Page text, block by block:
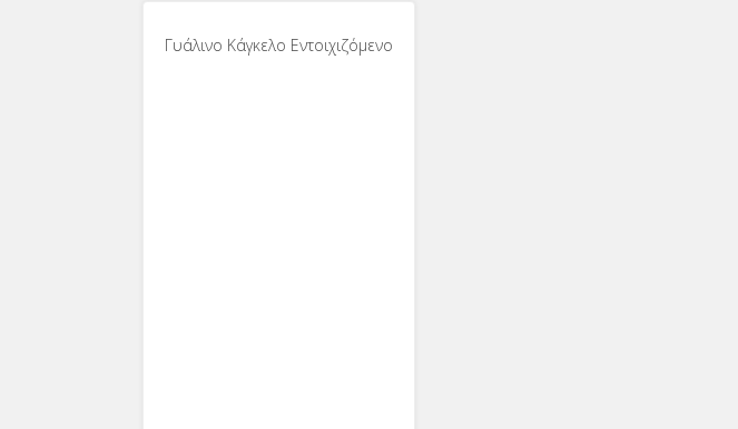
Γυάλινο Κάγκελο Εντοιχιζόμενο